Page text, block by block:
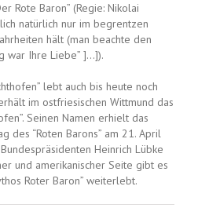
Rote Baron” (Regie: Nikolai
natürlich nur im begrentzen
hält (man beachte den
war Ihre Liebe” ]…]).
lebt auch bis heute noch
im ostfriesischen Wittmund das
Seinen Namen erhielt das
des “Roten Barons” am 21. April
Heinrich Lübke
und amerikanischer Seite gibt es
Roter Baron” weiterlebt.